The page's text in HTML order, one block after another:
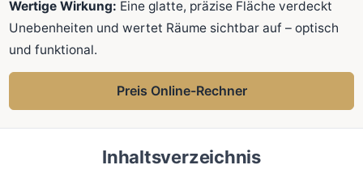
Wertige Wirkung: Eine glatte, präzise Fläche verdeckt
Unebenheiten und wertet Räume sichtbar auf – optisch
und funktional.
Preis Online-Rechner
Inhaltsverzeichnis